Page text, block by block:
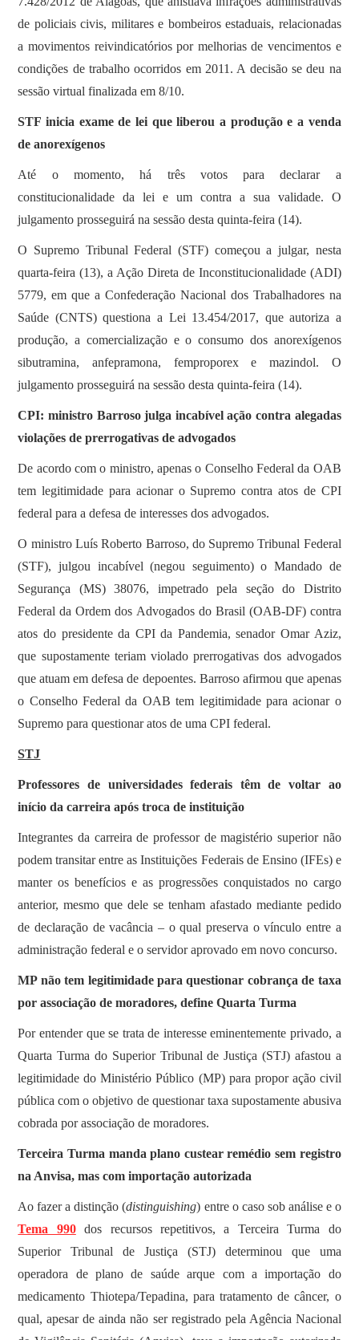
de policiais civis, militares e bombeiros estaduais, relacionadas
a movimentos reivindicatórios por melhorias de vencimentos e
condições de trabalho ocorridos em 2011. A decisão se deu na
sessão virtual finalizada em 8/10.
STF inicia exame de lei que liberou a produção e a venda
de anorexígenos
Até o momento, há três votos para declarar a
constitucionalidade da lei e um contra a sua validade. O
julgamento prosseguirá na sessão desta quinta-feira (14).
O Supremo Tribunal Federal (STF) começou a julgar, nesta
quarta-feira (13), a Ação Direta de Inconstitucionalidade (ADI)
5779, em que a Confederação Nacional dos Trabalhadores na
Saúde (CNTS) questiona a Lei 13.454/2017, que autoriza a
produção, a comercialização e o consumo dos anorexígenos
sibutramina, anfepramona, femproporex e mazindol. O
julgamento prosseguirá na sessão desta quinta-feira (14).
CPI: ministro Barroso julga incabível ação contra alegadas
violações de prerrogativas de advogados
De acordo com o ministro, apenas o Conselho Federal da OAB
tem legitimidade para acionar o Supremo contra atos de CPI
federal para a defesa de interesses dos advogados.
O ministro Luís Roberto Barroso, do Supremo Tribunal Federal
(STF), julgou incabível (negou seguimento) o Mandado de
Segurança (MS) 38076, impetrado pela seção do Distrito
Federal da Ordem dos Advogados do Brasil (OAB-DF) contra
atos do presidente da CPI da Pandemia, senador Omar Aziz,
que supostamente teriam violado prerrogativas dos advogados
que atuam em defesa de depoentes. Barroso afirmou que apenas
o Conselho Federal da OAB tem legitimidade para acionar o
Supremo para questionar atos de uma CPI federal.
STJ
Professores de universidades federais têm de voltar ao
início da carreira após troca de instituição
​Integrantes da carreira de professor de magistério superior não
podem transitar entre as Instituições Federais de Ensino (IFEs) e
manter os benefícios e as progressões conquistados no cargo
anterior, mesmo que dele se tenham afastado mediante pedido
de declaração de vacância – o qual preserva o vínculo entre a
administração federal e o servidor aprovado em novo concurso.
MP não tem legitimidade para questionar cobrança de taxa
por associação de moradores, define Quarta Turma
​Por entender que se trata de interesse eminentemente privado, a
Quarta Turma do Superior Tribunal de Justiça (STJ) afastou a
legitimidade do Ministério Público (MP) para propor ação civil
pública com o objetivo de questionar taxa supostamente abusiva
cobrada por associação de moradores.
Terceira Turma manda plano custear remédio sem registro
na Anvisa, mas com importação autorizada
​Ao fazer a distinção (distinguishing) entre o caso sob análise e o
Tema 990dos recursos repetitivos, a Terceira Turma do
Superior Tribunal de Justiça (STJ) determinou que uma
operadora de plano de saúde arque com a importação do
medicamento Thiotepa/Tepadina, para tratamento de câncer, o
qual, apesar de ainda não ser registrado pela Agência Nacional